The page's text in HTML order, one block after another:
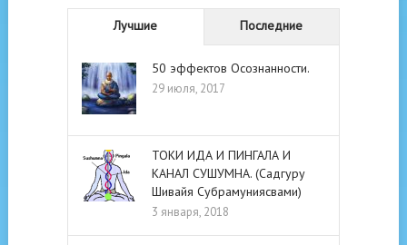
Лучшие Последние
50 эффектов Осознанности.
29 июля, 2017
ТОКИ ИДА И ПИНГАЛА И
КАНАЛ СУШУМНА. (Садгуру
Шивайя Субрамуниясвами)
3 января, 2018